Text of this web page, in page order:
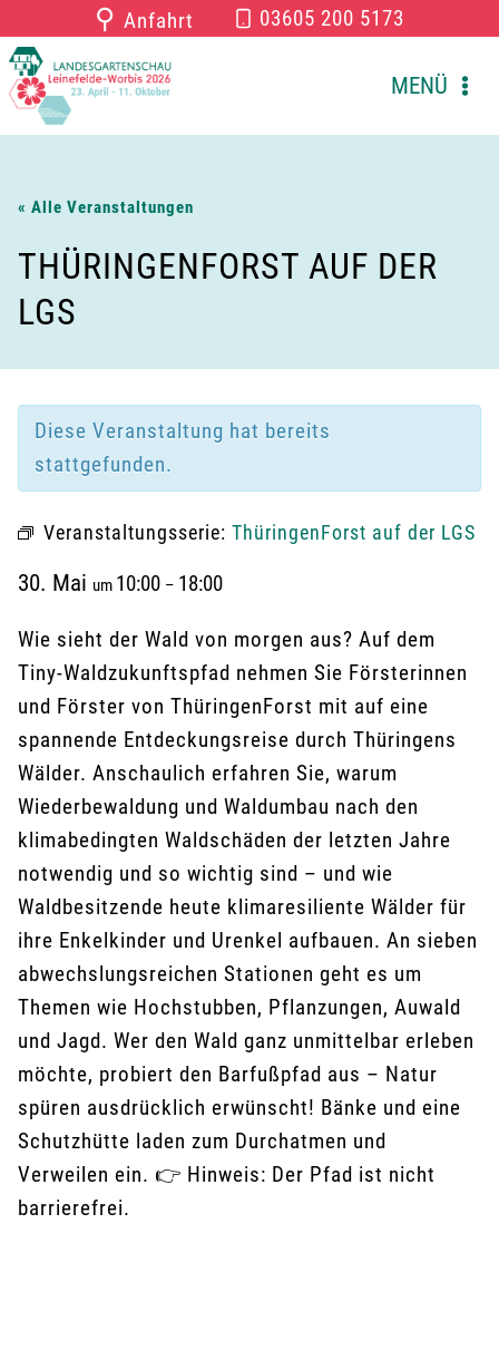
Inhalt
springen
⚲ Anfahrt 03605 200 5173
MENÜ
« Alle Veranstaltungen
THÜRINGENFORST AUF DER
LGS
Diese Veranstaltung hat bereits
stattgefunden.
Veranstaltungsserie: ThüringenForst auf der LGS
30. Mai um 10:00 – 18:00
Wie sieht der Wald von morgen aus? Auf dem
Tiny-Waldzukunftspfad nehmen Sie Försterinnen
und Förster von ThüringenForst mit auf eine
spannende Entdeckungsreise durch Thüringens
Wälder. Anschaulich erfahren Sie, warum
Wiederbewaldung und Waldumbau nach den
klimabedingten Waldschäden der letzten Jahre
notwendig und so wichtig sind – und wie
Waldbesitzende heute klimaresiliente Wälder für
ihre Enkelkinder und Urenkel aufbauen. An sieben
abwechslungsreichen Stationen geht es um
Themen wie Hochstubben, Pflanzungen, Auwald
und Jagd. Wer den Wald ganz unmittelbar erleben
möchte, probiert den Barfußpfad aus – Natur
spüren ausdrücklich erwünscht! Bänke und eine
Schutzhütte laden zum Durchatmen und
Verweilen ein. 👉 Hinweis: Der Pfad ist nicht
barrierefrei.